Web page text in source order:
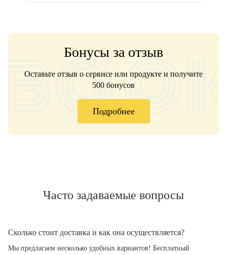
Бонусы за отзыв
Оставьте отзыв о сервисе или продукте и получите
500 бонусов
Подробнее
Часто задаваемые вопросы
Сколько стоит доставка и как она осуществляется?
Мы предлагаем несколько удобных вариантов! Бесплатный